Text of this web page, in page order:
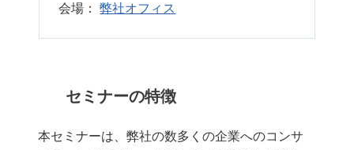
会場：弊社オフィス
セミナーの特徴
本セミナーは、弊社の数多くの企業へのコンサ